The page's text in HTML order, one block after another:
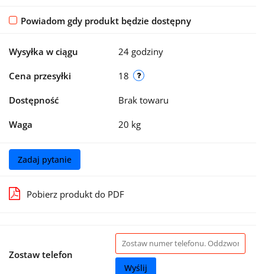
Powiadom gdy produkt będzie dostępny
Wysyłka w ciągu 24 godziny
Cena przesyłki 18
Dostępność Brak towaru
Waga 20 kg
Zadaj pytanie
Pobierz produkt do PDF
Zostaw telefon
Wyślij